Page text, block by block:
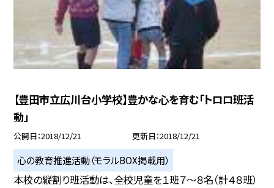
【豊田市立広川台小学校】豊かな心を育む「トロロ班活
動」
公開日 2018/12/21 更新日 2018/12/21
心の教育推進活動（モラルBOX掲載用）
本校の縦割り班活動は、全校児童を１班７〜８名（計４８班）